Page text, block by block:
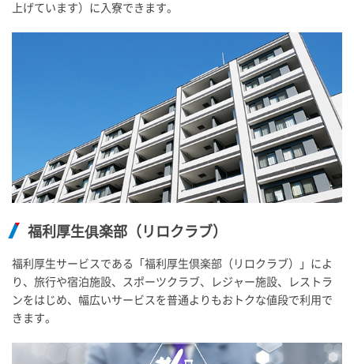
上げています）に入寮できます。
福利厚生俱楽部（リロクラブ）
福利厚生サービスである「福利厚生倶楽部（リロクラブ）」によ
り、旅行や宿泊施設、スポーツクラブ、レジャー施設、レストラ
ンをはじめ、幅広いサービスを普通よりもおトクな値段で利用で
きます。